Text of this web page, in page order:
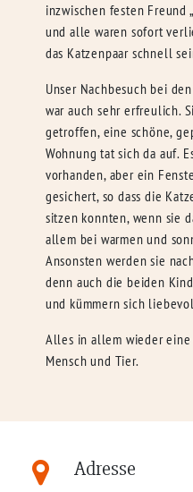
inzwischen festen Freund
und alle waren sofort
das Katzenpaar schnell
Unser Nachbesuch bei
war auch sehr erfreulich.
getroffen, eine schöne,
Wohnung tat sich da auf.
vorhanden, aber ein
gesichert, so dass die
sitzen konnten, wenn sie
allem bei warmen und
Ansonsten werden sie
denn auch die beiden
und kümmern sich
Alles in allem wieder
Mensch und Tier.
Adresse